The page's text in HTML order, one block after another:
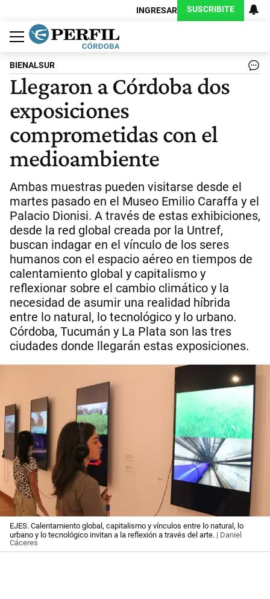
INGRESAR SUSCRIBITE
Política
Economía
Judiciales
Sociedad
Cultura
Espectáculos
Deportes
Protagonistas
BIENALSUR
Llegaron a Córdoba dos
exposiciones
comprometidas con el
medioambiente
Ambas muestras pueden visitarse desde el
martes pasado en el Museo Emilio Caraffa y el
Palacio Dionisi. A través de estas exhibiciones,
desde la red global creada por la Untref,
buscan indagar en el vínculo de los seres
humanos con el espacio aéreo en tiempos de
calentamiento global y capitalismo y
reflexionar sobre el cambio climático y la
necesidad de asumir una realidad híbrida
entre lo natural, lo tecnológico y lo urbano.
Córdoba, Tucumán y La Plata son las tres
ciudades donde llegarán estas exposiciones.
EJES. Calentamiento global, capitalismo y vínculos entre lo natural, lo
urbano y lo tecnológico invitan a la reflexión a través del arte. | Daniel
Cáceres